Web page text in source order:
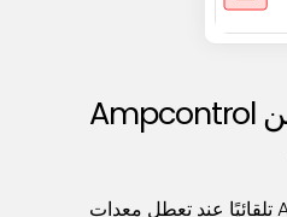
يتلقى المستوى 1 من Ampcontrol
يتم تنبيه فريق Ampcontrol تلقائيًا عند تعطل معدات